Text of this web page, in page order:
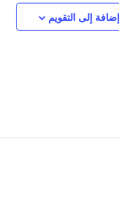
إضافة إلى التقويم